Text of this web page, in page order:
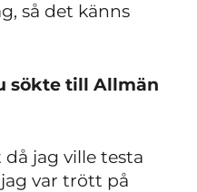
så det känns
sökte till Allmän
jag ville testa
var trött på